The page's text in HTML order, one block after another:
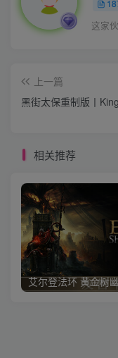
这家
上一篇
黑街太保重制版丨
相关推荐
艾尔登法环 黄金树